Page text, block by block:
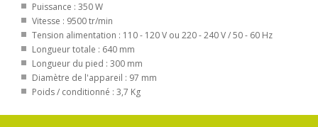
Puissance : 350 W
Vitesse : 9500 tr/min
Tension alimentation : 110 - 120 V ou 220 - 240 V / 50 - 60 Hz
Longueur totale : 640 mm
Longueur du pied : 300 mm
Diamètre de l'appareil : 97 mm
Poids / conditionné : 3,7 Kg